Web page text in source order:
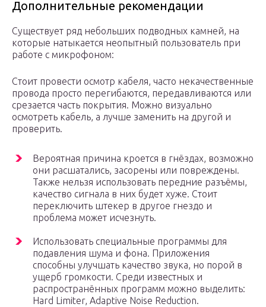
Дополнительные рекомендации
Существует ряд небольших подводных камней, на
которые натыкается неопытный пользователь при
работе с микрофоном:
Стоит провести осмотр кабеля, часто некачественные
провода просто перегибаются, передавливаются или
срезается часть покрытия. Можно визуально
осмотреть кабель, а лучше заменить на другой и
проверить.
Вероятная причина кроется в гнёздах, возможно
они расшатались, засорены или повреждены.
Также нельзя использовать передние разъёмы,
качество сигнала в них будет хуже. Стоит
переключить штекер в другое гнездо и
проблема может исчезнуть.
Использовать специальные программы для
подавления шума и фона. Приложения
способны улучшать качество звука, но порой в
ущерб громкости. Среди известных и
распространённых программ можно выделить:
Hard Limiter, Adaptive Noise Reduction.